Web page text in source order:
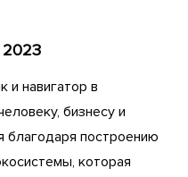
2023
навигатор в
бизнесу и
благодаря построению
которая